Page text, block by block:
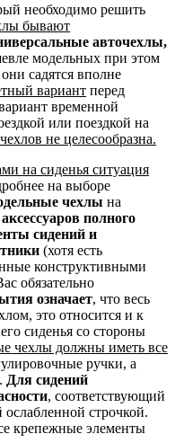
необходимо решить
бывают
авточехлы,
модельных при этом
садятся вполне
вариант перед
временной
или поездкой на
не целесообразна.
на сиденья ситуация
на выборе
чехлы на
полного
сидений и
(хотя есть
конструктивными
обязательно
означает, что весь
это относится и к
сиденья со стороны
чехлы должны иметь все
ручки, а
Для сидений
, соответствующий
строчкой.
крепежные элементы